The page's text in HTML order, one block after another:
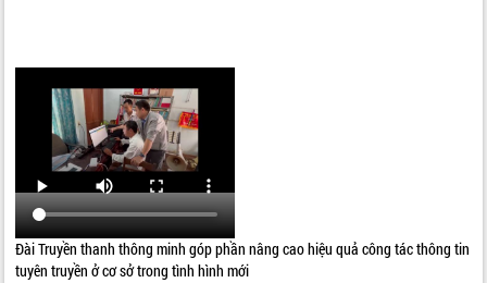
Đài Truyền thanh thông minh góp phần nâng cao hiệu quả công tác thông tin
tuyên truyền ở cơ sở trong tình hình mới